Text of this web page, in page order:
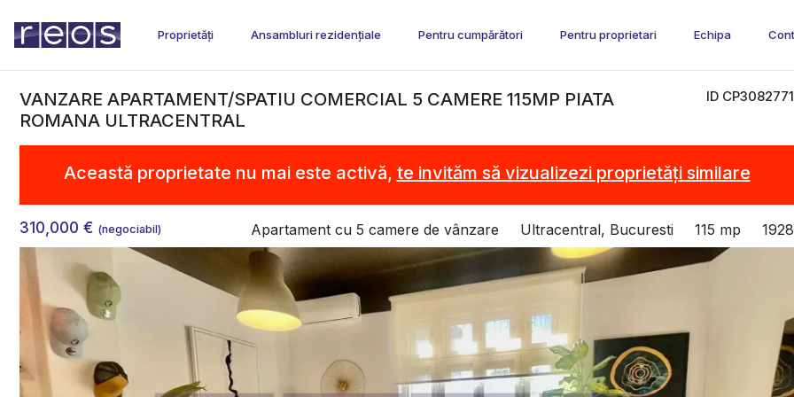
Proprietăți Ansambluri rezidențiale Pentru cumpărători Pentru proprietari Echipa
ID CP3082771
VANZARE APARTAMENT/SPATIU COMERCIAL 5 CAMERE 115MP PIATA
ROMANA ULTRACENTRAL
Această proprietate nu mai este activă, te invităm să vizualizezi proprietăți similare
310,000 € (negociabil) Apartament cu 5 camere de vânzare Ultracentral, Bucuresti 115 mp 1928